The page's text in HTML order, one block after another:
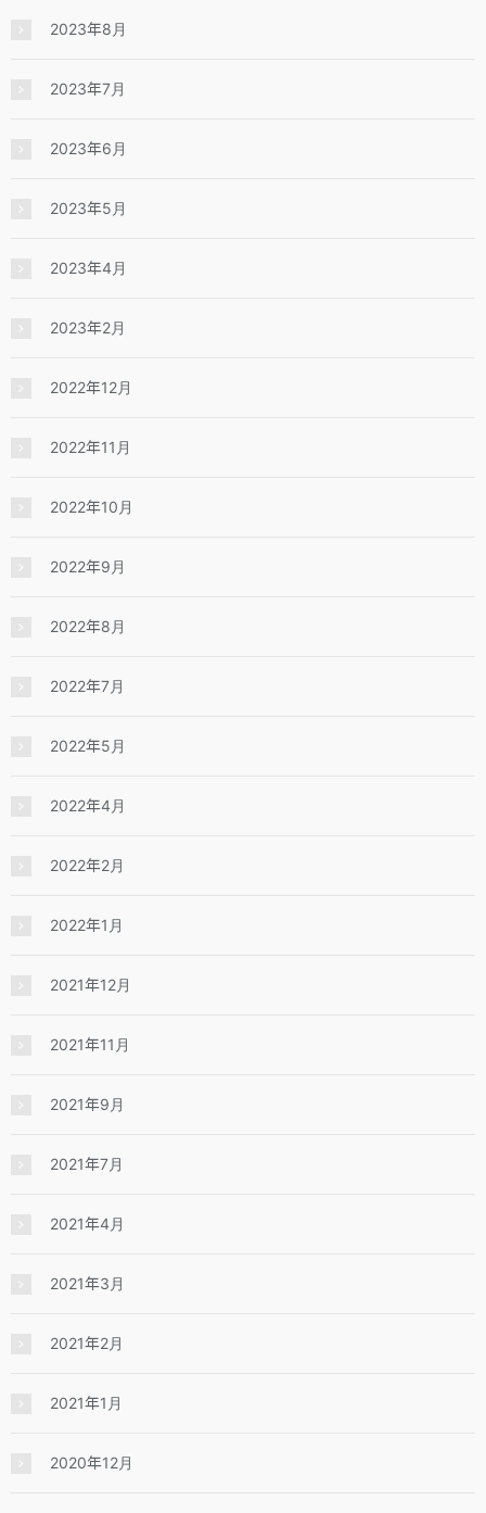
2023年8月
2023年7月
2023年6月
2023年5月
2023年4月
2023年2月
2022年12月
2022年11月
2022年10月
2022年9月
2022年8月
2022年7月
2022年5月
2022年4月
2022年2月
2022年1月
2021年12月
2021年11月
2021年9月
2021年7月
2021年4月
2021年3月
2021年2月
2021年1月
2020年12月